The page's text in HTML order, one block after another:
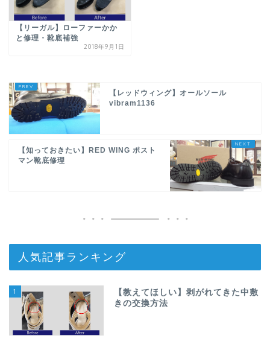
【リーガル】ローファーかか
と修理・靴底補強
2018年9月1日
【レッドウィング】オールソール
vibram1136
【知っておきたい】RED WING ポスト
マン靴底修理
人気記事ランキング
1
【教えてほしい】剥がれてきた中敷
きの交換方法